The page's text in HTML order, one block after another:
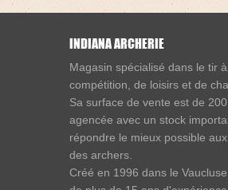
INDIANA ARCHERIE
Magasin spécialisé dans le tir
compétition, de loisirs et de
Sa surface de vente est de 200
agencée avec un stock
répondre le mieux possible
des archers.
Créé en 1996 dans le Vaucluse